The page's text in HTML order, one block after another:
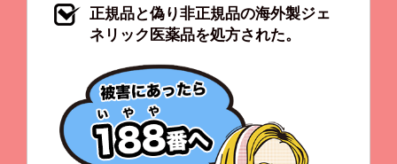
正規品と偽り非正規品の海外製ジェ
ネリック医薬品を処方された。